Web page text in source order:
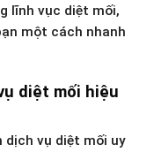
lĩnh vục diệt mối,
một cách nhanh
diệt mối hiệu
vụ diệt mối uy